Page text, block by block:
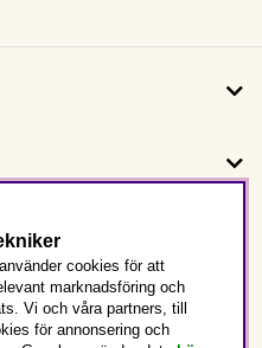
cookies för att
marknadsföring och
Vi och våra partners, till
för annonsering och